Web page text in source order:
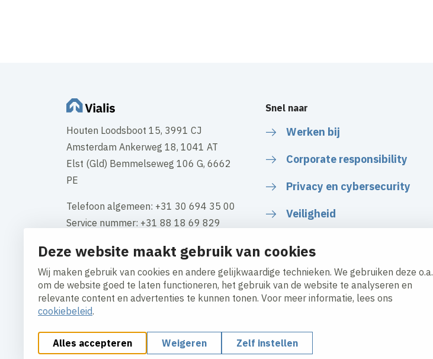
Deze website maakt gebruik van cookies
Wij maken gebruik van cookies en andere gelijkwaardige technieken. We gebruiken deze o.a.
om de website goed te laten functioneren, het gebruik van de website te analyseren en
relevante content en advertenties te kunnen tonen. Voor meer informatie, lees ons
cookiebeleid.
Alles accepteren Weigeren Zelf instellen
Houten Loodsboot 15, 3991 CJ
Amsterdam Ankerweg 18, 1041 AT
Elst (Gld) Bemmelseweg 106 G, 6662
PE
Telefoon algemeen: +31 30 694 35 00
Service nummer: +31 88 18 69 829
KVK-nummer: 34117661
BTW: NL 808549534B01
Contact
Snel naar
Werken bij
Corporate responsibility
Privacy en cybersecurity
Veiligheid
Algemene voorwaarden